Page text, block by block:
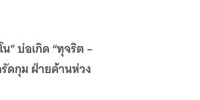
” บ่อเกิด “ทุจริต –
ดกุม ฝ่ายค้านห่วง